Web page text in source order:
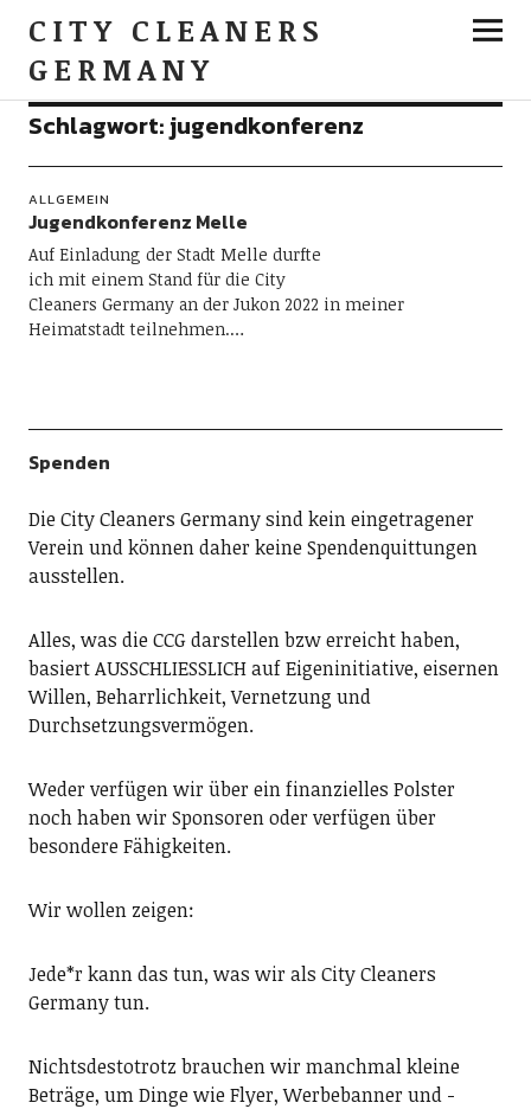
CITY CLEANERS
GERMANY
Schlagwort: jugendkonferenz
ALLGEMEIN
Jugendkonferenz Melle
Auf Einladung der Stadt Melle durfte
ich mit einem Stand für die City
Cleaners Germany an der Jukon 2022 in meiner
Heimatstadt teilnehmen.…
Spenden
Die City Cleaners Germany sind kein eingetragener
Verein und können daher keine Spendenquittungen
ausstellen.
Alles, was die CCG darstellen bzw erreicht haben,
basiert AUSSCHLIESSLICH auf Eigeninitiative, eisernen
Willen, Beharrlichkeit, Vernetzung und
Durchsetzungsvermögen.
Weder verfügen wir über ein finanzielles Polster
noch haben wir Sponsoren oder verfügen über
besondere Fähigkeiten.
Wir wollen zeigen:
Jede*r kann das tun, was wir als City Cleaners
Germany tun.
Nichtsdestotrotz brauchen wir manchmal kleine
Beträge, um Dinge wie Flyer, Werbebanner und -